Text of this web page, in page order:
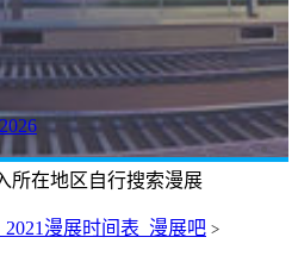
所在地区自行搜索漫展
漫展时间表_漫展吧 >